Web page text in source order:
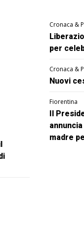
Cronaca &
per
Cronaca &
Nuovi
Fiorentina
Il
madre